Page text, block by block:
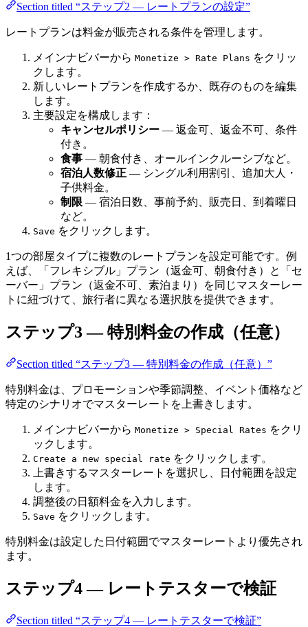
Section titled “ステップ2 — レートプランの設定”
レートプランは料金が販売される条件を管理します。
メインナビバーから Monetize > Rate Plans をクリッ
クします。
新しいレートプランを作成するか、既存のものを編集
します。
主要設定を構成します：
キャンセルポリシー — 返金可、返金不可、条件
付き。
食事 — 朝食付き、オールインクルーシブなど。
宿泊人数修正 — シングル利用割引、追加大人・
子供料金。
制限 — 宿泊日数、事前予約、販売日、到着曜日
など。
Save をクリックします。
1つの部屋タイプに複数のレートプランを設定可能です。例
えば、「フレキシブル」プラン（返金可、朝食付き）と「セ
ーバー」プラン（返金不可、素泊まり）を同じマスターレー
トに紐づけて、旅行者に異なる選択肢を提供できます。
ステップ3 — 特別料金の作成（任意）
Section titled “ステップ3 — 特別料金の作成（任意）”
特別料金は、プロモーションや季節調整、イベント価格など
特定のシナリオでマスターレートを上書きします。
メインナビバーから Monetize > Special Rates をクリ
ックします。
Create a new special rate をクリックします。
上書きするマスターレートを選択し、日付範囲を設定
します。
調整後の日額料金を入力します。
Save をクリックします。
特別料金は設定した日付範囲でマスターレートより優先され
ます。
ステップ4 — レートテスターで検証
Section titled “ステップ4 — レートテスターで検証”